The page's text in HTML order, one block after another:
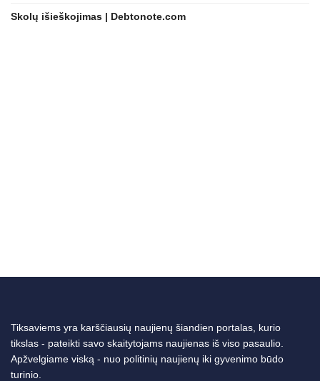
Skolų išieškojimas | Debtonote.com
Tiksaviems yra karščiausių naujienų šiandien portalas, kurio
tikslas - pateikti savo skaitytojams naujienas iš viso pasaulio.
Apžvelgiame viską - nuo politinių naujienų iki gyvenimo būdo
turinio.